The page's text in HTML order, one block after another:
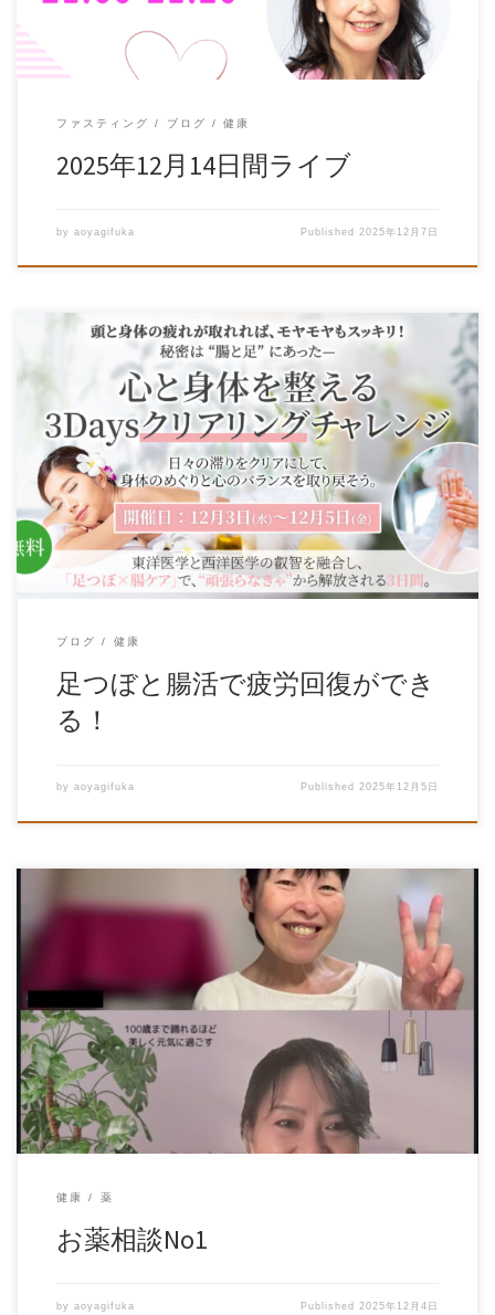
ファスティング ブログ 健康
2025年12月14日間ライブ
by aoyagifuka Published 2025年12月7日
ブログ 健康
足つぼと腸活で疲労回復ができ
る！
by aoyagifuka Published2025年12月5日
健康 薬
お薬相談No1
by aoyagifuka Published 2025年12月4日